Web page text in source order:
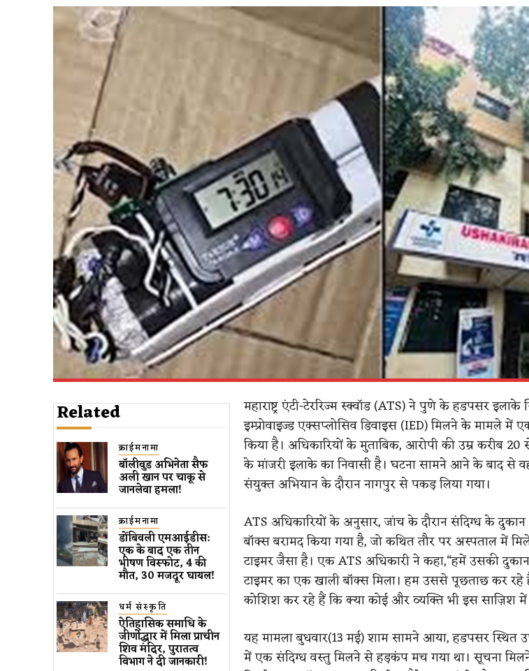
Related
क्राईमनामा
बॉलीवुड​ अभिनेता सैफ
अली खान पर चाकू से ​
जानलेवा हमला​!
क्राईमनामा
डोंबिवली एमआईडीस:
एक के बाद एक तीन
भीषण विस्फोट, 4 की
मौत, 30 मजदूर घायल!
धर्म संस्कृति
ऐतिहासिक समाधि के
जीर्णोद्धार में मिला प्राचीन
शिव मंदिर, पुरातत्व
विभाग ने दी जानकारी!
महाराष्ट्र एंटी-टेररिज्म स्क्वॉड (ATS) ने पुणे के हडपसर
इम्प्रोवाइज्ड एक्सप्लोसिव डिवाइस (IED) मिलने के मामले में
किया है। अधिकारियों के मुताबिक, आरोपी की उम्र करीब
के मांजरी इलाके का निवासी है। घटना सामने आने के बाद से
संयुक्त अभियान के दौरान नागपुर से पकड़ लिया गया।
ATS अधिकारियों के अनुसार, जांच के दौरान संदिग्ध के
बॉक्स बरामद किया गया है, जो कथित तौर पर अस्पताल में
टाइमर जैसा है। एक ATS अधिकारी ने कहा,“हमें उसकी
टाइमर का एक खाली बॉक्स मिला। हम उससे पूछताछ कर
कोशिश कर रहे हैं कि क्या कोई और व्यक्ति भी इस साज़िश में
यह मामला बुधवार(13 मई) शाम सामने आया, हडपसर
में एक संदिग्ध वस्तु मिलने से हड़कंप मच गया था। सूचना